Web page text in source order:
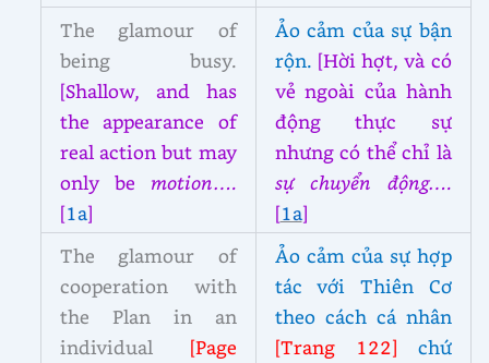
The glamour of
being busy.
[Shallow, and has
the appearance of
real action but may
only be motion….
[1a]
Ảo cảm của sự bận
rộn. [Hời hợt, và có
vẻ ngoài của hành
động thực sự
nhưng có thể chỉ là
sự chuyển động….
[1a]
The glamour of
cooperation with
the Plan in an
individual [Page
Ảo cảm của sự hợp
tác với Thiên Cơ
theo cách cá nhân
[Trang 122] chứ